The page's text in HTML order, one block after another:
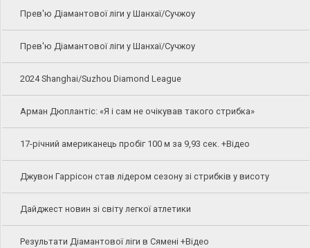
Прев'ю Діамантової ліги у Шанхаї/Сучжоу
Прев'ю Діамантової ліги у Шанхаї/Сучжоу
2024 Shanghai/Suzhou Diamond League
Арман Дюплантіс: «Я і сам не очікував такого стрибка»
17-річний американець пробіг 100 м за 9,93 сек. +Відео
Джувон Гаррісон став лідером сезону зі стрибків у висоту
Дайджест новин зі світу легкої атлетики
Результати Діамантової ліги в Сямені +Відео